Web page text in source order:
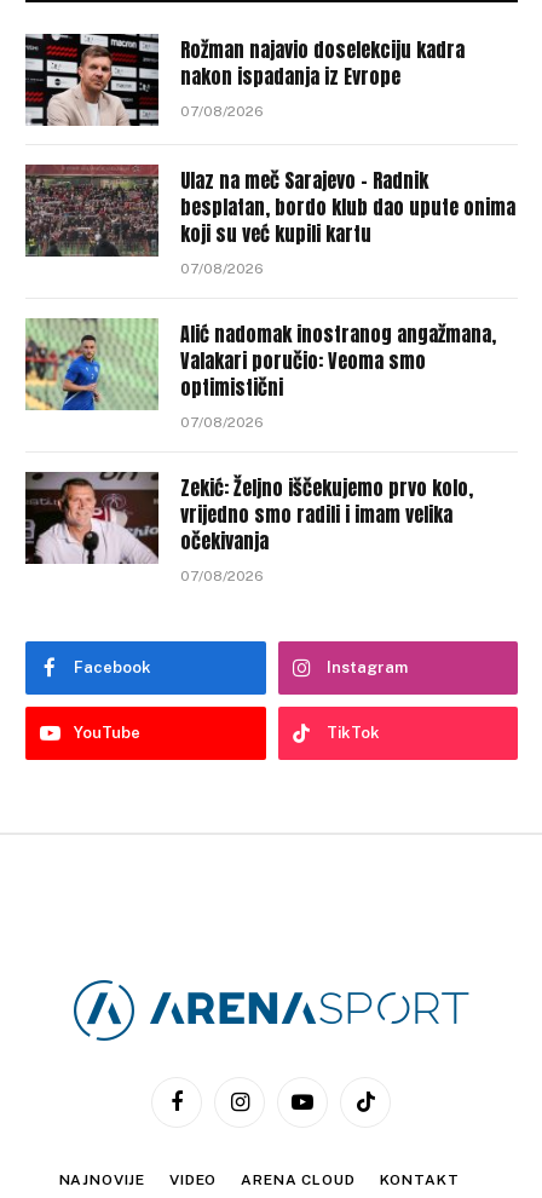
Rožman najavio doselekciju kadra
nakon ispadanja iz Evrope
07/08/2026
Ulaz na meč Sarajevo – Radnik
besplatan, bordo klub dao upute onima
koji su već kupili kartu
07/08/2026
Alić nadomak inostranog angažmana,
Valakari poručio: Veoma smo
optimistični
07/08/2026
Zekić: Željno iščekujemo prvo kolo,
vrijedno smo radili i imam velika
očekivanja
07/08/2026
Facebook Instagram
YouTube TikTok
FacebookInstagramYouTubeTikTok
NAJNOVIJE VIDEO ARENA CLOUD KONTAKT